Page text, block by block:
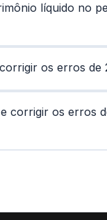
líquido no
os erros de
os erros